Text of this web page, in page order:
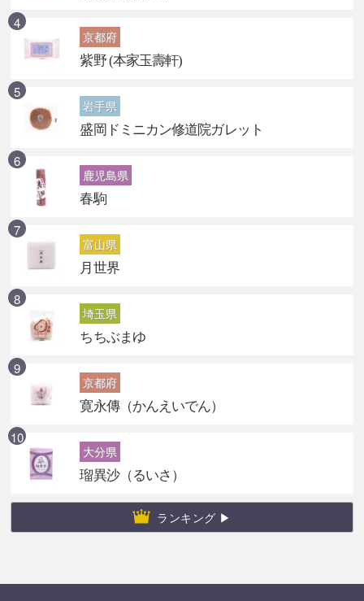
京都府
紫野 (本家玉壽軒)
岩手県
盛岡ドミニカン修道院ガレット
鹿児島県
春駒
富山県
月世界
埼玉県
ちちぶまゆ
京都府
寛永傳（かんえいでん）
大分県
瑠異沙（るいさ）
ランキング ▶